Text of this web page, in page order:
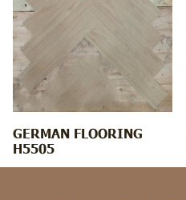
GERMAN FLOORING
H5505